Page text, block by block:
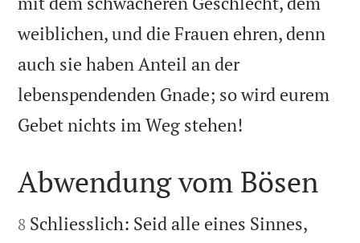
weiblichen, und die Frauen ehren, denn
auch sie haben Anteil an der
lebenspendenden Gnade; so wird eurem
Gebet nichts im Weg stehen!

Abwendung vom Bösen

8 Schliesslich: Seid alle eines Sinnes,